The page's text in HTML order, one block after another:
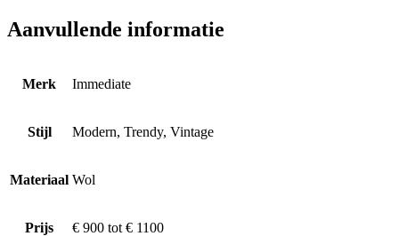
Aanvullende informatie
Merk Immediate
Stijl Modern, Trendy, Vintage
Materiaal Wol
Prijs € 900 tot € 1100